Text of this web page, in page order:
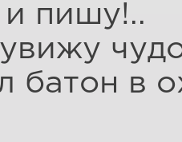
пишу!..
батон в